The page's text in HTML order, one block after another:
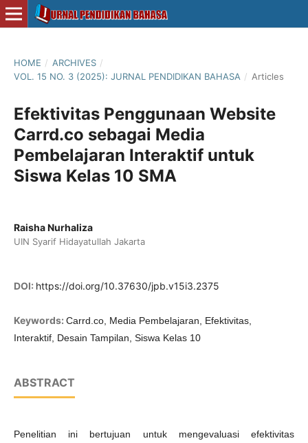
HOME / ARCHIVES /
VOL. 15 NO. 3 (2025): JURNAL PENDIDIKAN BAHASA / Articles
Efektivitas Penggunaan Website
Carrd.co sebagai Media
Pembelajaran Interaktif untuk
Siswa Kelas 10 SMA
Raisha Nurhaliza
UIN Syarif Hidayatullah Jakarta
DOI: https://doi.org/10.37630/jpb.v15i3.2375
Keywords: Carrd.co, Media Pembelajaran, Efektivitas,
Interaktif, Desain Tampilan, Siswa Kelas 10
ABSTRACT
Penelitian ini bertujuan untuk mengevaluasi efektivitas